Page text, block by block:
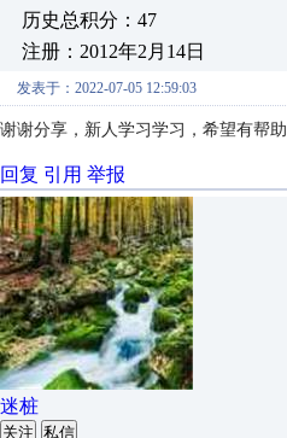
历史总积分：47
注册：2012年2月14日
发表于：2022-07-05 12:59:03
谢谢分享，新人学习学习，希望有帮助.
回复 引用 举报
迷桩
关注 私信